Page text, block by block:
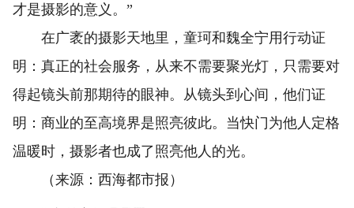
才是摄影的意义。”
在广袤的摄影天地里，童珂和魏全宁用行动证
明：真正的社会服务，从来不需要聚光灯，只需要对
得起镜头前那期待的眼神。从镜头到心间，他们证
明：商业的至高境界是照亮彼此。当快门为他人定格
温暖时，摄影者也成了照亮他人的光。
（来源：西海都市报）